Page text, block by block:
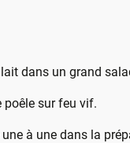
dans un grand
poêle sur feu vif.
à une dans la